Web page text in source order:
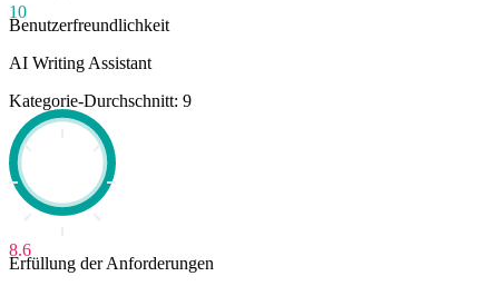
10
Benutzerfreundlichkeit
AI Writing Assistant
Kategorie-Durchschnitt: 9
8.6
Erfüllung der Anforderungen